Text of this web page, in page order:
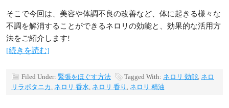
そこで今回は、美容や体調不良の改善など、体に起きる様々な
不調を解消することができるネロリの効能と、効果的な活用方
法をご紹介します!
[続きを読む]
Filed Under: 緊張をほぐす方法 Tagged With: ネロリ 効能, ネロ
リラボタニカ , ネロリ 香水, ネロリ 香り , ネロリ 精油